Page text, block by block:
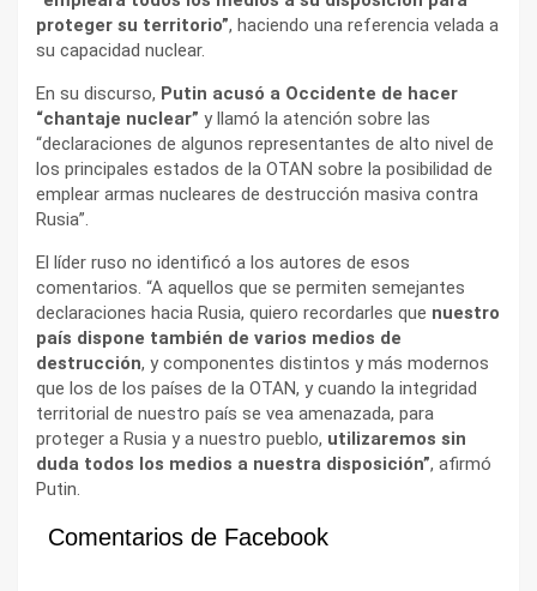
proteger su territorio”, haciendo una referencia velada a
su capacidad nuclear.
En su discurso, Putin acusó a Occidente de hacer
“chantaje nuclear” y llamó la atención sobre las
“declaraciones de algunos representantes de alto nivel de
los principales estados de la OTAN sobre la posibilidad de
emplear armas nucleares de destrucción masiva contra
Rusia”.
El líder ruso no identificó a los autores de esos
comentarios. “A aquellos que se permiten semejantes
declaraciones hacia Rusia, quiero recordarles que nuestro
país dispone también de varios medios de
destrucción, y componentes distintos y más modernos
que los de los países de la OTAN, y cuando la integridad
territorial de nuestro país se vea amenazada, para
proteger a Rusia y a nuestro pueblo, utilizaremos sin
duda todos los medios a nuestra disposición”, afirmó
Putin.
Comentarios de Facebook